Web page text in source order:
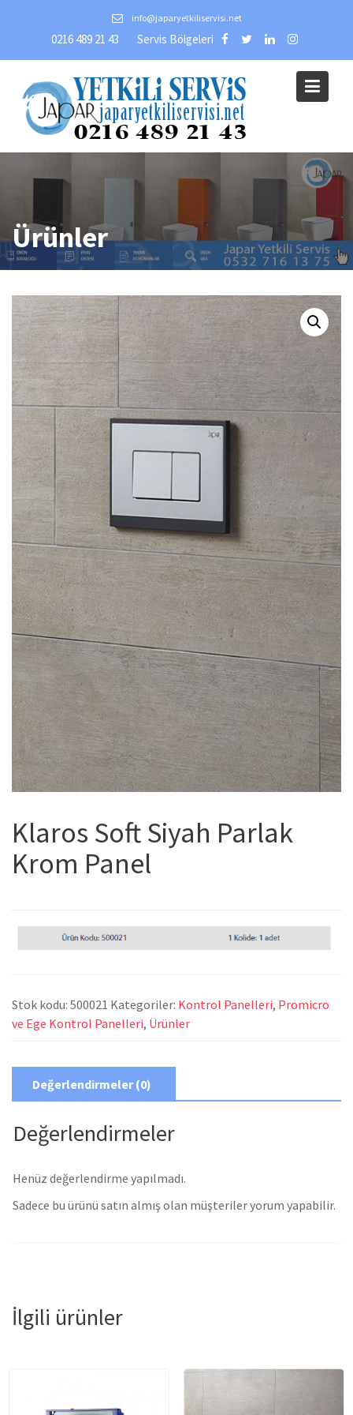
info@japaryetkiliservisi.net
0216 489 21 43 Servis Bölgeleri
Ürünler
Klaros Soft Siyah Parlak
Krom Panel
Stok kodu: 500021 Kategoriler: Kontrol Panelleri, Promicro
ve Ege Kontrol Panelleri, Ürünler
Değerlendirmeler (0)
Değerlendirmeler
Henüz değerlendirme yapılmadı.
Sadece bu ürünü satın almış olan müşteriler yorum yapabilir.
İlgili ürünler